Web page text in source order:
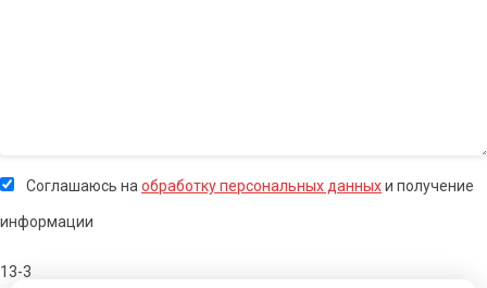
Соглашаюсь на обработку персональных данныхи получение
информации
13-3